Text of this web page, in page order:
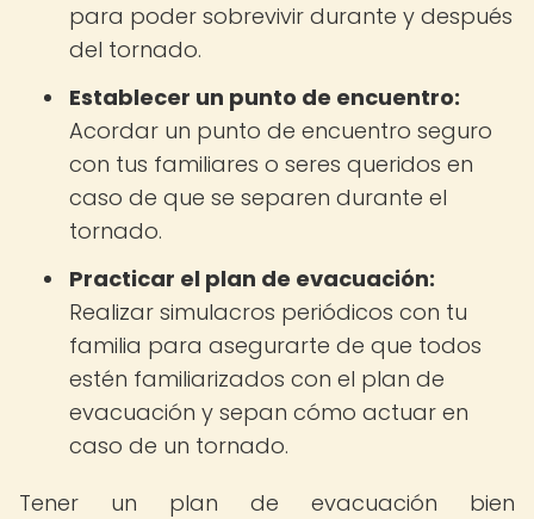
para poder sobrevivir durante y después
del tornado.
Establecer un punto de encuentro:
Acordar un punto de encuentro seguro
con tus familiares o seres queridos en
caso de que se separen durante el
tornado.
Practicar el plan de evacuación:
Realizar simulacros periódicos con tu
familia para asegurarte de que todos
estén familiarizados con el plan de
evacuación y sepan cómo actuar en
caso de un tornado.
Tener un plan de evacuación bien